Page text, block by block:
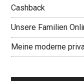
Cashback
Unsere Familien
Meine moderne